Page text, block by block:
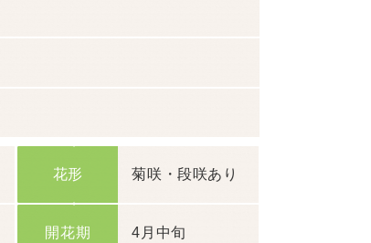
花形 菊咲・段咲あり
開花期 4月中旬